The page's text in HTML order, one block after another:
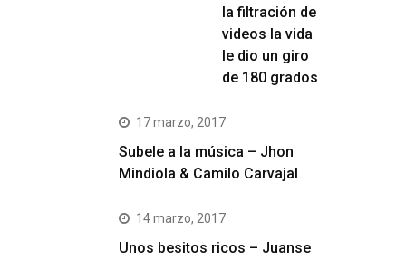
la filtración de
videos la vida
le dio un giro
de 180 grados
17 marzo, 2017
Subele a la música – Jhon
Mindiola & Camilo Carvajal
14 marzo, 2017
Unos besitos ricos – Juanse